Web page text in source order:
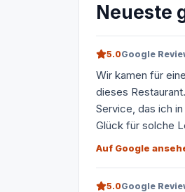
Neueste
5.0Google
Wir kamen für
dieses
Service, das ich
Glück für solche
Auf Google
5.0Google